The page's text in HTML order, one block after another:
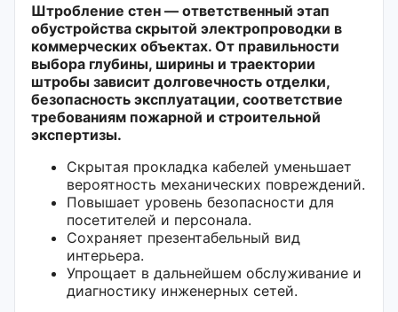
Штробление стен — ответственный этап
обустройства скрытой электропроводки в
коммерческих объектах. От правильности
выбора глубины, ширины и траектории
штробы зависит долговечность отделки,
безопасность эксплуатации, соответствие
требованиям пожарной и строительной
экспертизы.
Скрытая прокладка кабелей уменьшает
вероятность механических повреждений.
Повышает уровень безопасности для
посетителей и персонала.
Сохраняет презентабельный вид
интерьера.
Упрощает в дальнейшем обслуживание и
диагностику инженерных сетей.